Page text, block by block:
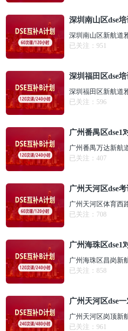
深圳南山区dse
深圳南山区新航道
已关注： 951
深圳福田区dse
深圳福田区新航道
已关注： 596
广州番禺区dse1
广州番禺万达新航
已关注： 407
广州天河区dse
广州天河区体育西
已关注： 708
广州海珠区dse1
广州海珠区昌岗新
已关注： 858
广州天河区dse
广州天河区岗顶新
已关注： 961